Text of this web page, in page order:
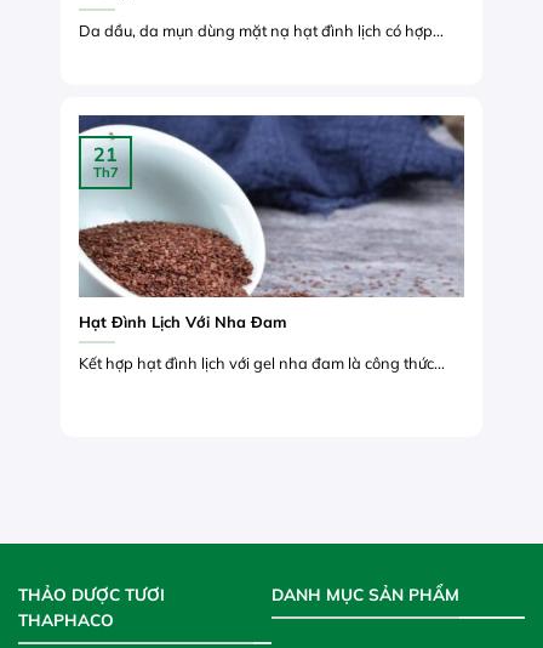
Da dầu, da mụn dùng mặt nạ hạt đình lịch có hợp...
Hạt Đình Lịch Với Nha Đam
Kết hợp hạt đình lịch với gel nha đam là công thức...
21
Th7
THẢO DƯỢC TƯƠI
THAPHACO
DANH MỤC SẢN PHẨM